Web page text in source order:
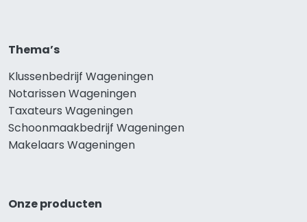
Thema’s
Klussenbedrijf Wageningen
Notarissen Wageningen
Taxateurs Wageningen
Schoonmaakbedrijf Wageningen
Makelaars Wageningen
Onze producten